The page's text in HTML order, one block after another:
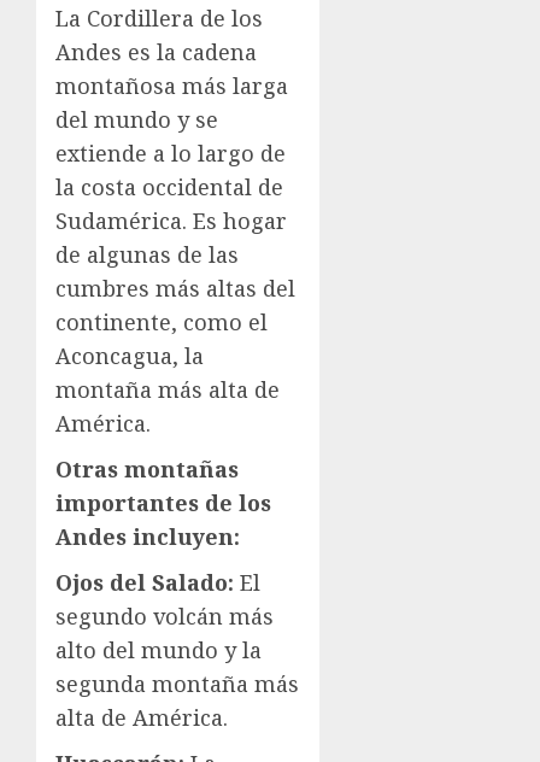
La Cordillera de los
Andes es la cadena
montañosa más larga
del mundo y se
extiende a lo largo de
la costa occidental de
Sudamérica. Es hogar
de algunas de las
cumbres más altas del
continente, como el
Aconcagua, la
montaña más alta de
América.
Otras montañas
importantes de los
Andes incluyen:
Ojos del Salado: El
segundo volcán más
alto del mundo y la
segunda montaña más
alta de América.